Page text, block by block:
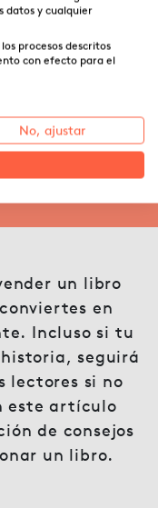
creando
un libro
en
Incluso si tu
seguirá
lectores si no
este artículo
de consejos
un libro.
datos y cualquier
procesos descritos
con efecto para el
No, ajustar